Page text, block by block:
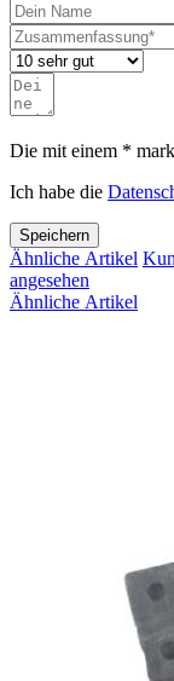
Die mit einem *
Ich habe die
Speichern
Ähnliche Artikel
angesehen
Ähnliche Artikel